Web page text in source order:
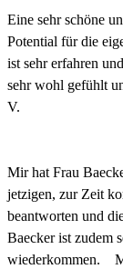
Eine sehr schöne
Potential für die
ist sehr erfahren
sehr wohl gefühlt
V.
Mir hat Frau
jetzigen, zur Zeit
beantworten und
Baecker ist zudem
wiederkommen.